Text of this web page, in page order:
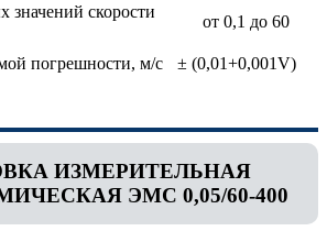
значений скорости
от 0,1 до 60
погрешности, м/с ± (0,01+0,001V)
ИЗМЕРИТЕЛЬНАЯ
ЭМС 0,05/60-400